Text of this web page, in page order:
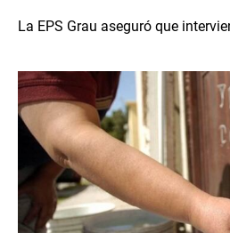
La EPS Grau aseguró que